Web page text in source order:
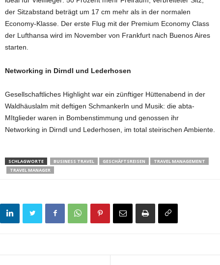
der Sitzabstand beträgt um 17 cm mehr als in der normalen
Economy-Klasse. Der erste Flug mit der Premium Economy Class
der Lufthansa wird im November von Frankfurt nach Buenos Aires
starten.
Networking in Dirndl und Lederhosen
Gesellschaftliches Highlight war ein zünftiger Hüttenabend in der
Waldhäuslalm mit deftigen Schmankerln und Musik: die abta-
MItglieder waren in Bombenstimmung und genossen ihr
Networking in Dirndl und Lederhosen, im total steirischen Ambiente.
SCHLAGWORTE BUSINESS TRAVEL GESCHÄFTSREISEN
TRAVEL MANAGEMENT
TRAVEL MANAGER